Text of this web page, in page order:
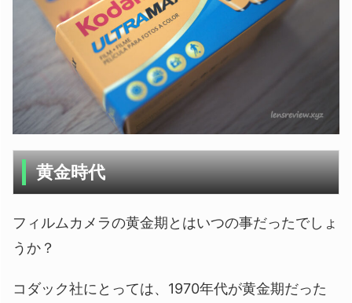
黄金時代
フィルムカメラの黄金期とはいつの事だったでしょ
うか？
コダック社にとっては、1970年代が黄金期だった